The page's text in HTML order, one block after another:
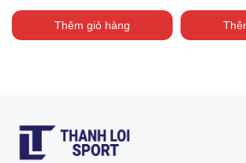
Thêm giỏ hàng